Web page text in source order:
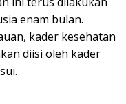
enam bulan.
kader kesehatan
diisi oleh kader